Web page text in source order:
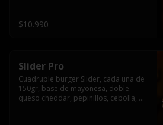
$10.990
Slider Pro
Cuadruple burger Slider, cada una de
150gr, base de mayonesa, doble
queso cheddar, pepinillos, cebolla,